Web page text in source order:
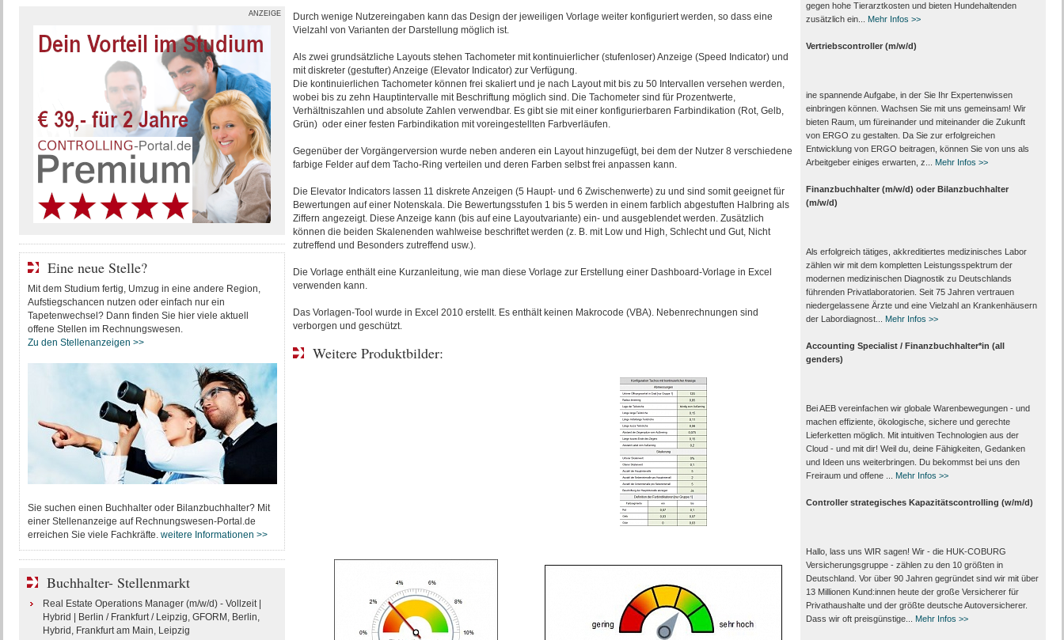
Durch wenige Nutzereingaben kann das Design der jeweiligen Vorlage weiter konfiguriert werden, so dass eine
Vielzahl von Varianten der Darstellung möglich ist.
Als zwei grundsätzliche Layouts stehen Tachometer mit kontinuierlicher (stufenloser) Anzeige (Speed Indicator) und
mit diskreter (gestufter) Anzeige (Elevator Indicator) zur Verfügung.
Die kontinuierlichen Tachometer können frei skaliert und je nach Layout mit bis zu 50 Intervallen versehen werden,
wobei bis zu zehn Hauptintervalle mit Beschriftung möglich sind. Die Tachometer sind für Prozentwerte,
Verhältniszahlen und absolute Zahlen verwendbar. Es gibt sie mit einer konfigurierbaren Farbindikation (Rot, Gelb,
Grün) oder einer festen Farbindikation mit voreingestellten Farbverläufen.
Gegenüber der Vorgängerversion wurde neben anderen ein Layout hinzugefügt, bei dem der Nutzer 8 verschiedene
farbige Felder auf dem Tacho-Ring verteilen und deren Farben selbst frei anpassen kann.
Die Elevator Indicators lassen 11 diskrete Anzeigen (5 Haupt- und 6 Zwischenwerte) zu und sind somit geeignet für
Bewertungen auf einer Notenskala. Die Bewertungsstufen 1 bis 5 werden in einem farblich abgestuften Halbring als
Ziffern angezeigt. Diese Anzeige kann (bis auf eine Layoutvariante) ein- und ausgeblendet werden. Zusätzlich
können die beiden Skalenenden wahlweise beschriftet werden (z. B. mit Low und High, Schlecht und Gut, Nicht
zutreffend und Besonders zutreffend usw.).
Die Vorlage enthält eine Kurzanleitung, wie man diese Vorlage zur Erstellung einer Dashboard-Vorlage in Excel
verwenden kann.
Das Vorlagen-Tool wurde in Excel 2010 erstellt. Es enthält keinen Makrocode (VBA). Nebenrechnungen sind
verborgen und geschützt.
Weitere Produktbilder:
ANZEIGE
Eine neue Stelle?
Mit dem Studium fertig, Umzug in eine andere Region,
Aufstiegschancen nutzen oder einfach nur ein
Tapetenwechsel? Dann finden Sie hier viele aktuell
offene Stellen im Rechnungswesen.
Zu den Stellenanzeigen >>
Sie suchen einen Buchhalter oder Bilanzbuchhalter? Mit
einer Stellenanzeige auf Rechnungswesen-Portal.de
erreichen Sie viele Fachkräfte. weitere Informationen >>
Buchhalter- Stellenmarkt
Real Estate Operations Manager (m/w/d) - Vollzeit |
Hybrid | Berlin / Frankfurt / Leipzig, GFORM, Berlin,
Hybrid, Frankfurt am Main, Leipzig
gegen hohe Tierarztkosten und bieten Hundehaltenden
zusätzlich ein...
Mehr Infos >>
Vertriebscontroller (m/w/d)
ine spannende Aufgabe, in der Sie Ihr Expertenwissen
einbringen können. Wachsen Sie mit uns gemeinsam! Wir
bieten Raum, um füreinander und miteinander die Zukunft
von ERGO zu gestalten. Da Sie zur erfolgreichen
Entwicklung von ERGO beitragen, können Sie von uns als
Arbeitgeber einiges erwarten, z...
Mehr Infos >>
Finanzbuchhalter (m/w/d) oder Bilanzbuchhalter
(m/w/d)
Als erfolgreich tätiges, akkreditiertes medizinisches Labor
zählen wir mit dem kompletten Leistungs­spektrum der
modernen medizinischen Diagnostik zu Deutschlands
führenden Privat­laboratorien. Seit 75 Jahren vertrauen
nieder­gelassene Ärzte und eine Vielzahl an Kranken­häusern
der Labor­diagnost...
Mehr Infos >>
Accounting Specialist / Finanzbuchhalter*in (all
genders)
Bei AEB vereinfachen wir globale Warenbewegungen - und
machen effiziente, ökologische, sichere und gerechte
Lieferketten möglich. Mit intuitiven Technologien aus der
Cloud - und mit dir! Weil du, deine Fähigkeiten, Gedanken
und Ideen uns weiterbringen. Du bekommst bei uns den
Freiraum und offene ...
Mehr Infos >>
Controller strategisches Kapazitätscontrolling (w/m/d)
Hallo, lass uns WIR sagen! Wir - die HUK-COBURG
Versicherungsgruppe - zählen zu den 10 größten in
Deutschland. Vor über 90 Jahren gegründet sind wir mit über
13 Millionen Kund:innen heute der große Versicherer für
Privathaushalte und der größte deutsche Autoversicherer.
Dass wir oft preisgünstige...
Mehr Infos >>